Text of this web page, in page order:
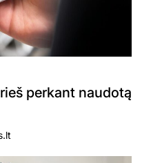
perkant naudotą